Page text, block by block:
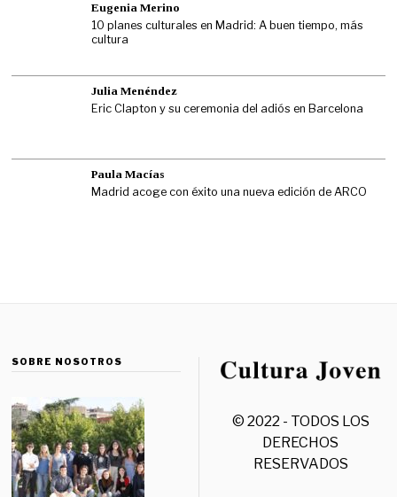
Eugenia Merino
10 planes culturales en Madrid: A buen tiempo, más
cultura
Julia Menéndez
Eric Clapton y su ceremonia del adiós en Barcelona
Paula Macías
Madrid acoge con éxito una nueva edición de ARCO
SOBRE NOSOTROS
© 2022 - TODOS LOS
DERECHOS
RESERVADOS